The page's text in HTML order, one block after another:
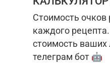
Стоимость очков
каждого
стоимость
телеграм бот 🤖